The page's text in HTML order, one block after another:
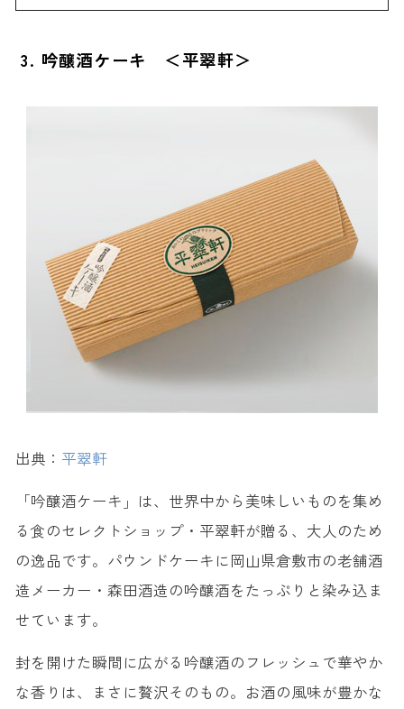
3. 吟醸酒ケーキ ＜平翠軒＞
出典： 平翠軒
「吟醸酒ケーキ」は、世界中から美味しいものを集め
る食のセレクトショップ・平翠軒が贈る、大人のため
の逸品です。パウンドケーキに岡山県倉敷市の老舗酒
造メーカー・森田酒造の吟醸酒をたっぷりと染み込ま
せています。
封を開けた瞬間に広がる吟醸酒のフレッシュで華やか
な香りは、まさに贅沢そのもの。お酒の風味が豊かな